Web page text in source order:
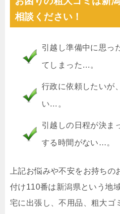
相談ください！
引越し準備中に思っ
てしまった…。
行政に依頼したいが
い…。
引越しの日程が決ま
する時間がない…。
上記お悩みや不安をお持ち
付け110番は新潟県という地
宅に出張し、不用品、粗大ゴ